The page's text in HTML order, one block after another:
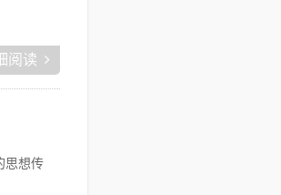
阅读
思想传